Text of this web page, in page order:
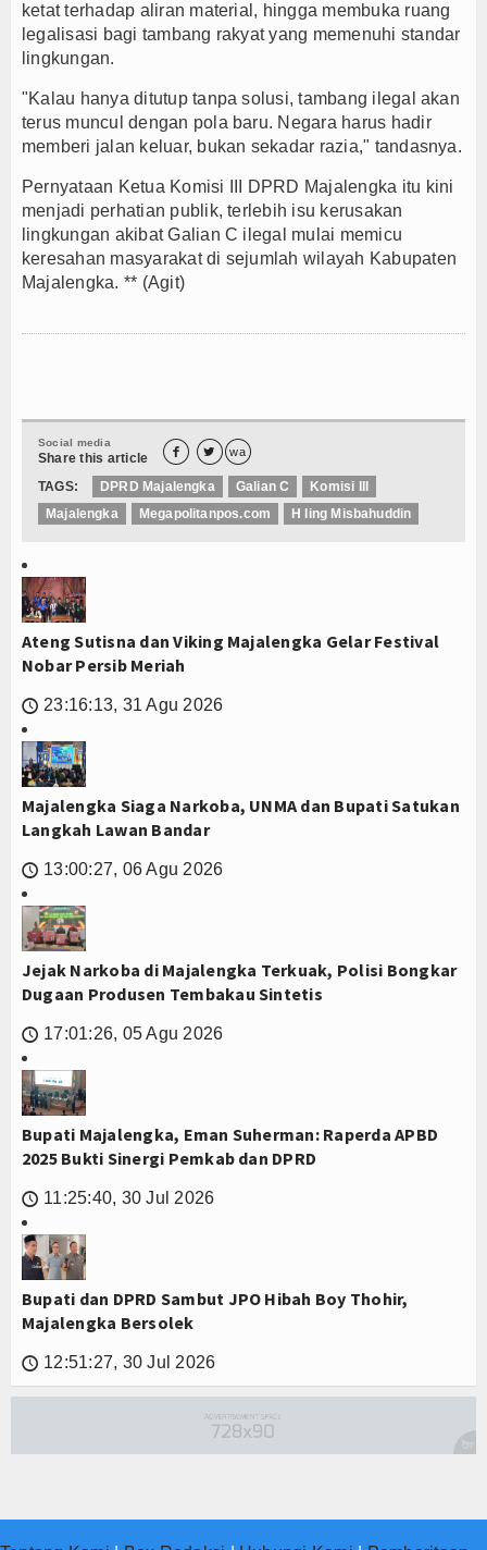
ketat terhadap aliran material, hingga membuka ruang
legalisasi bagi tambang rakyat yang memenuhi standar
lingkungan.
"Kalau hanya ditutup tanpa solusi, tambang ilegal akan
terus muncul dengan pola baru. Negara harus hadir
memberi jalan keluar, bukan sekadar razia," tandasnya.
Pernyataan Ketua Komisi III DPRD Majalengka itu kini
menjadi perhatian publik, terlebih isu kerusakan
lingkungan akibat Galian C ilegal mulai memicu
keresahan masyarakat di sejumlah wilayah Kabupaten
Majalengka. ** (Agit)
Social media
Share this article   wa
TAGS: DPRD Majalengka Galian C
Komisi III
Majalengka
Megapolitanpos.com H Iing Misbahuddin
Ateng Sutisna dan Viking Majalengka Gelar Festival
Nobar Persib Meriah
🕔 23:16:13, 31 Agu 2026
Majalengka Siaga Narkoba, UNMA dan Bupati Satukan
Langkah Lawan Bandar
🕔 13:00:27, 06 Agu 2026
Jejak Narkoba di Majalengka Terkuak, Polisi Bongkar
Dugaan Produsen Tembakau Sintetis
🕔 17:01:26, 05 Agu 2026
Bupati Majalengka, Eman Suherman: Raperda APBD
2025 Bukti Sinergi Pemkab dan DPRD
🕔 11:25:40, 30 Jul 2026
Bupati dan DPRD Sambut JPO Hibah Boy Thohir,
Majalengka Bersolek
🕔 12:51:27, 30 Jul 2026